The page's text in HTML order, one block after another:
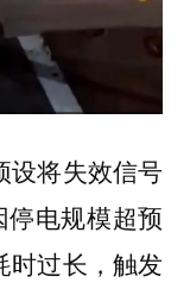
设将失效信号
停电规模超预
时过长，触发